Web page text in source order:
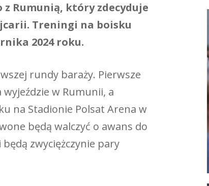
Rumunią, który zdecyduje
Treningi na boisku
2024 roku.
rundy baraży. Pierwsze
w Rumunii, a
na Stadionie Polsat Arena w
będą walczyć o awans do
zwyciężczynie pary